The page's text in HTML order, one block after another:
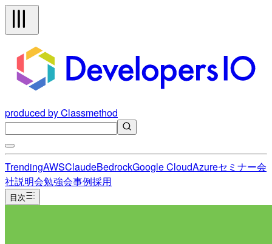
produced by Classmethod
TrendingAWSClaudeBedrockGoogle CloudAzureセミナー会
社説明会勉強会事例採用
目次